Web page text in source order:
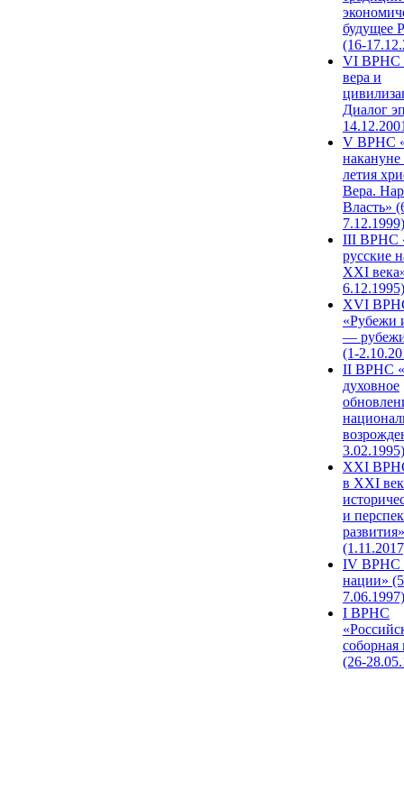
будущее
(16-
VI ВРНС
вера и
Диалог
V ВРНС
накануне
летия
Вера.
Власть»
7.12.1999)
III ВРНС
русские
XXI
6.12.1995)
XVI
«Рубежи
—
(1-
II ВРНС
духовное
3.02.1995)
XХI
в XXI
и
развития»
IV ВРНС
нации»
7.06.1997)
I ВРНС
(26-